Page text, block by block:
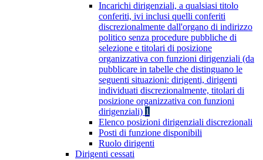
Incarichi dirigenziali, a qualsiasi titolo
conferiti, ivi inclusi quelli conferiti
discrezionalmente dall'organo di indirizzo
politico senza procedure pubbliche di
selezione e titolari di posizione
organizzativa con funzioni dirigenziali (da
pubblicare in tabelle che distinguano le
seguenti situazioni: dirigenti, dirigenti
individuati discrezionalmente, titolari di
posizione organizzativa con funzioni
dirigenziali) 1
Elenco posizioni dirigenziali discrezionali
Posti di funzione disponibili
Ruolo dirigenti
Dirigenti cessati